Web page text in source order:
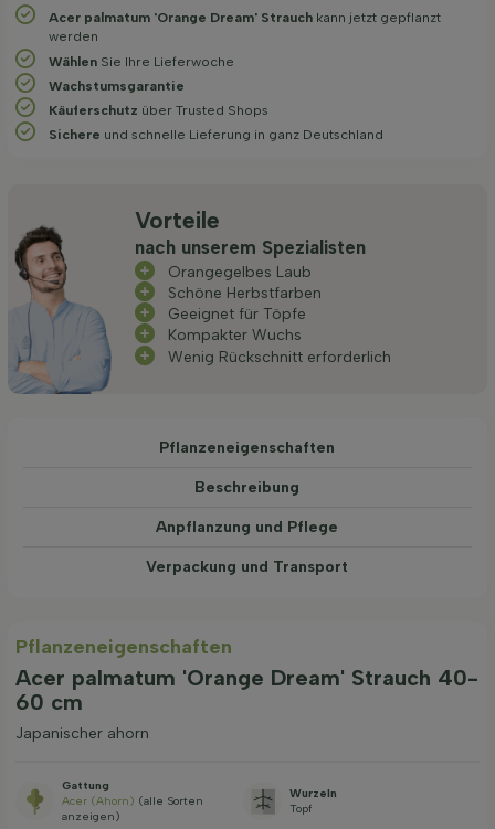
Acer palmatum 'Orange Dream' Strauch kann jetzt gepflanzt
werden
Wählen Sie Ihre Lieferwoche
Wachstums­garantie
Käuferschutz über Trusted Shops
Sichere und schnelle Lieferung in ganz Deutschland
Vorteile
nach unserem Spezialisten
Orangegelbes Laub
Schöne Herbstfarben
Geeignet für Töpfe
Kompakter Wuchs
Wenig Rückschnitt erforderlich
Pflanzeneigenschaften
Beschreibung
Anpflanzung und Pflege
Verpackung und Transport
Pflanzeneigenschaften
Acer palmatum 'Orange Dream' Strauch 40-
60 cm
Japanischer ahorn
Gattung
Acer (Ahorn) (alle Sorten
anzeigen)
Wurzeln
Topf